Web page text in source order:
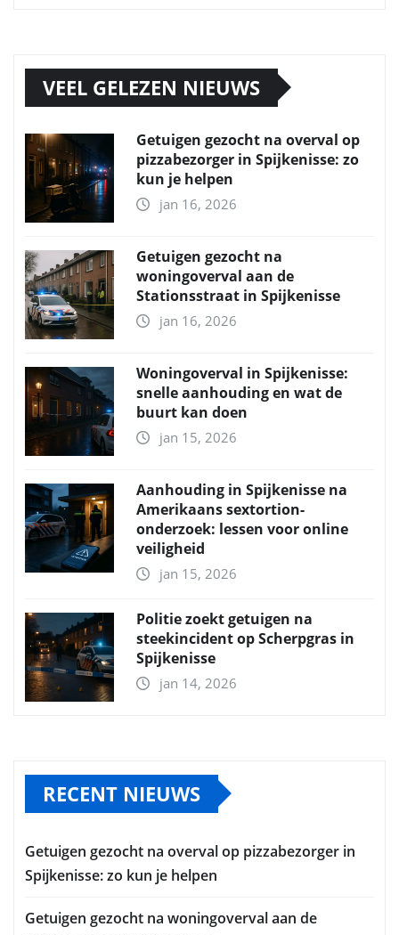
VEEL GELEZEN NIEUWS
Getuigen gezocht na overval op
pizzabezorger in Spijkenisse: zo
kun je helpen
jan 16, 2026
Getuigen gezocht na
woningoverval aan de
Stationsstraat in Spijkenisse
jan 16, 2026
Woningoverval in Spijkenisse:
snelle aanhouding en wat de
buurt kan doen
jan 15, 2026
Aanhouding in Spijkenisse na
Amerikaans sextortion-
onderzoek: lessen voor online
veiligheid
jan 15, 2026
Politie zoekt getuigen na
steekincident op Scherpgras in
Spijkenisse
jan 14, 2026
RECENT NIEUWS
Getuigen gezocht na overval op pizzabezorger in
Spijkenisse: zo kun je helpen
Getuigen gezocht na woningoverval aan de